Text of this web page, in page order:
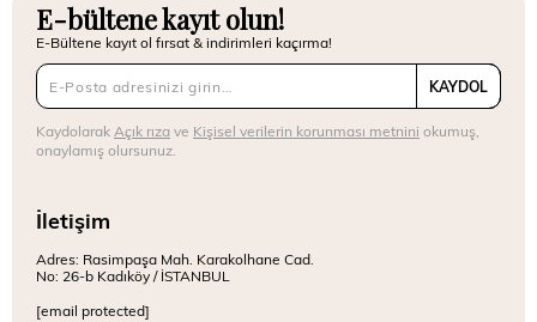
E-bültene kayıt olun!
E-Bültene kayıt ol fırsat & indirimleri kaçırma!
KAYDOL
KaydolarakAçık rızave Kişisel verilerin korunması metnini okumuş,
onaylamış olursunuz.
İletişim
Adres: Rasimpaşa Mah. Karakolhane Cad.
No: 26-b Kadıköy / İSTANBUL
[email protected]